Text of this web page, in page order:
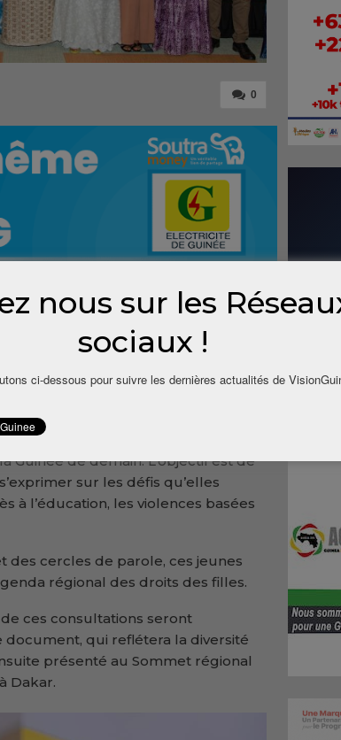
0
à Conakry les consultation
par le Club des jeunes filles
avec le Fonds des Nations Unies
venues des villes du
se tiendront debout, prêtes à
la région.
Guinée de demain. L’objectif est de
sur les défis qu’elles
à l’éducation, les violences basées
des cercles de parole, ces jeunes
régional des droits des filles.
ces consultations seront
document, qui reflétera la diversité
présenté au Sommet régional
Dakar.
nous sur les
sociaux !
ci-dessous pour suivre les dernières actualités de